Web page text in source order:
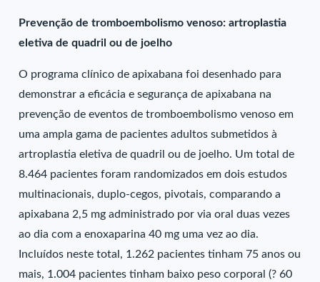
Prevenção de tromboembolismo venoso: artroplastia
eletiva de quadril ou de joelho
O programa clínico de apixabana foi desenhado para
demonstrar a eficácia e segurança de apixabana na
prevenção de eventos de tromboembolismo venoso em
uma ampla gama de pacientes adultos submetidos à
artroplastia eletiva de quadril ou de joelho. Um total de
8.464 pacientes foram randomizados em dois estudos
multinacionais, duplo-cegos, pivotais, comparando a
apixabana 2,5 mg administrado por via oral duas vezes
ao dia com a enoxaparina 40 mg uma vez ao dia.
Incluídos neste total, 1.262 pacientes tinham 75 anos ou
mais, 1.004 pacientes tinham baixo peso corporal (? 60